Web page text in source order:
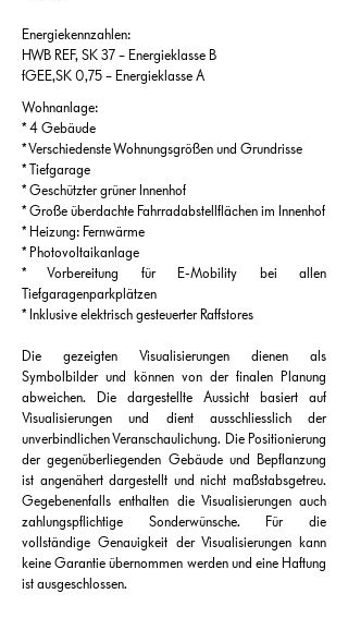
Energiekennzahlen:
HWB REF, SK 37 – Energieklasse B
fGEE,SK 0,75 – Energieklasse A
Wohnanlage:
* 4 Gebäude
* Verschiedenste Wohnungsgrößen und Grundrisse
* Tiefgarage
* Geschützter grüner Innenhof
* Große überdachte Fahrradabstellflächen im Innenhof
* Heizung: Fernwärme
* Photovoltaikanlage
* Vorbereitung für E-Mobility bei allen
Tiefgaragenparkplätzen
* Inklusive elektrisch gesteuerter Raffstores
Die gezeigten Visualisierungen dienen als
Symbolbilder und können von der finalen Planung
abweichen. Die dargestellte Aussicht basiert auf
Visualisierungen und dient ausschliesslich der
unverbindlichen Veranschaulichung. Die Positionierung
der gegenüberliegenden Gebäude und Bepflanzung
ist angenähert dargestellt und nicht maßstabsgetreu.
Gegebenenfalls enthalten die Visualisierungen auch
zahlungspflichtige Sonderwünsche. Für die
vollständige Genauigkeit der Visualisierungen kann
keine Garantie übernommen werden und eine Haftung
ist ausgeschlossen.